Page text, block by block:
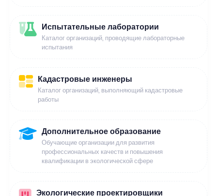
Испытательные лаборатории
Каталог организаций, проводящие лабораторные
испытания
Кадастровые инженеры
Каталог организаций, выполняющий кадастровые
работы
Дополнительное образование
Обучающие организации для развития
профессиональных качеств и повышения
квалификации в экологической сфере
Экологические проектировщики